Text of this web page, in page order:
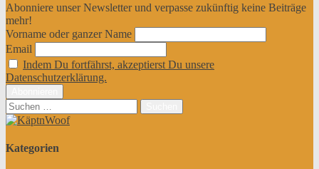
Abonniere unser Newsletter und verpasse zukünftig keine Beiträge
mehr!
Vorname oder ganzer Name
Email
Indem Du fortfährst, akzeptierst Du unsere
Datenschutzerklärung.
Suchen
nach:
Kategorien